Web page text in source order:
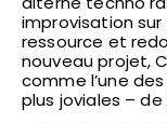
improvisation
ressource et
nouveau projet,
comme l’une
plus joviales – de